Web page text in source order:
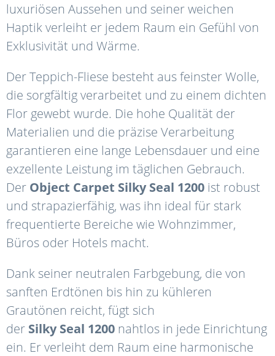
luxuriösen Aussehen und seiner weichen
Haptik verleiht er jedem Raum ein Gefühl von
Exklusivität und Wärme.
Der Teppich-Fliese besteht aus feinster Wolle,
die sorgfältig verarbeitet und zu einem dichten
Flor gewebt wurde. Die hohe Qualität der
Materialien und die präzise Verarbeitung
garantieren eine lange Lebensdauer und eine
exzellente Leistung im täglichen Gebrauch.
Der Object Carpet Silky Seal 1200 ist robust
und strapazierfähig, was ihn ideal für stark
frequentierte Bereiche wie Wohnzimmer,
Büros oder Hotels macht.
Dank seiner neutralen Farbgebung, die von
sanften Erdtönen bis hin zu kühleren
Grautönen reicht, fügt sich
der Silky Seal 1200 nahtlos in jede Einrichtung
ein. Er verleiht dem Raum eine harmonische